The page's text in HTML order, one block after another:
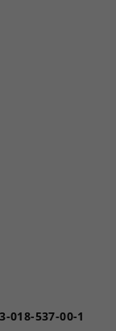
018-537-00-1